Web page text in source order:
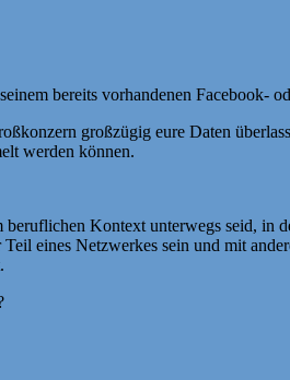
bereits vorhandenen Facebook-
großzügig eure Daten
werden können.
Kontext unterwegs seid, in
eines Netzwerkes sein und mit